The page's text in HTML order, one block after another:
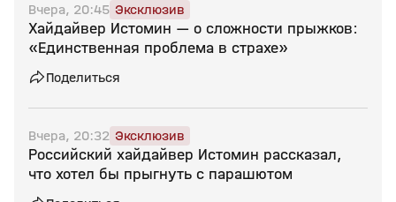
Вчера, 20:45 Эксклюзив
Хайдайвер Истомин — о сложности прыжков:
«Единственная проблема в страхе»
Поделиться
Вчера, 20:32 Эксклюзив
Российский хайдайвер Истомин рассказал,
что хотел бы прыгнуть с парашютом